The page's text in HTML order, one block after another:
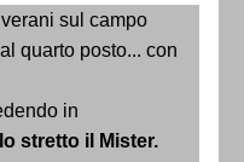
sul campo
quarto posto... con
in
stretto il Mister.